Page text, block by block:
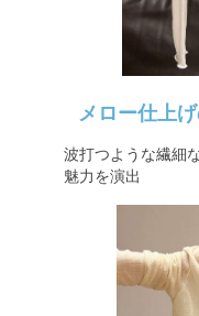
メロー仕上
波打つような繊細
魅力を演出